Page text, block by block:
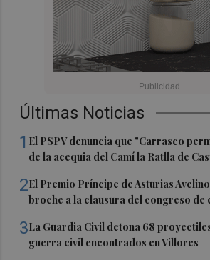
Últimas Noticias
1 El PSPV denuncia que "Carrasco
de la acequia del Camí la Ratlla de
2El Premio Príncipe de Asturias
broche a la clausura del congreso de
3La Guardia Civil detona 68
guerra civil encontrados en Villores